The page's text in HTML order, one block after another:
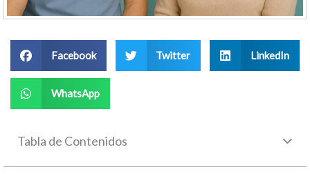
Facebook Twitter LinkedIn
WhatsApp
Tabla de Contenidos